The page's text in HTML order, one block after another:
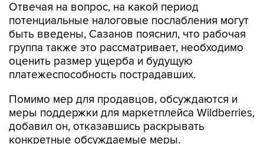
Отвечая на вопрос, на какой период
потенциальные налоговые послабления могут
быть введены, Сазанов пояснил, что рабочая
группа также это рассматривает, необходимо
оценить размер ущерба и будущую
платежеспособность пострадавших.
Помимо мер для продавцов, обсуждаются и
меры поддержки для маркетплейса Wildberries,
добавил он, отказавшись раскрывать
конкретные обсуждаемые меры.